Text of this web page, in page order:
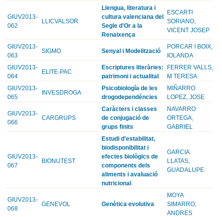
GIUV2013-
062
LLICVALSOR
Llengua, literatura i
cultura valenciana del
Segle d'Or a la
Renaixença
ESCARTI
SORIANO,
VICENT JOSEP
GIUV2013-
063
SIGMO Senyal i Modelització
PORCAR I BOIX,
IOLANDA
GIUV2013-
064
ELITE-PAC
Escriptures literàries:
patrimoni i actualitat
FERRER VALLS,
M TERESA
GIUV2013-
065
INVESDROGA
Psicobiología de les
drogodependències
MIÑARRO
LOPEZ, JOSE
GIUV2013-
066
CARGRUPS
Caràcters i classes
de conjugació de
grups finits
NAVARRO
ORTEGA,
GABRIEL
GIUV2013-
067
BIONUTEST
Estudi d'estabilitat,
biodisponibilitat i
efectes biològics de
components dels
aliments i avaluació
nutricional
GARCIA
LLATAS,
GUADALUPE
GIUV2013-
068
GENEVOL Genètica evolutiva
MOYA
SIMARRO,
ANDRES